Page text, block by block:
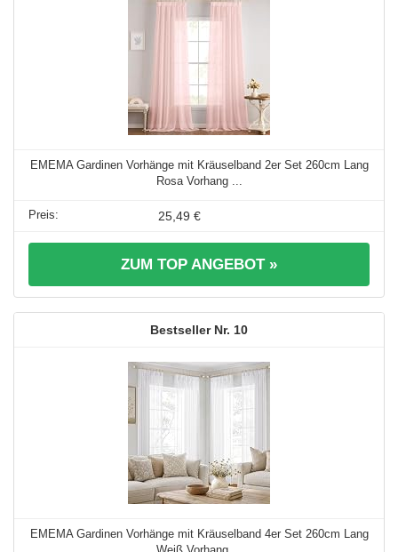
EMEMA Gardinen Vorhänge mit Kräuselband 2er Set 260cm Lang
Rosa Vorhang ...
25,49 €
ZUM TOP ANGEBOT »
10
EMEMA Gardinen Vorhänge mit Kräuselband 4er Set 260cm Lang